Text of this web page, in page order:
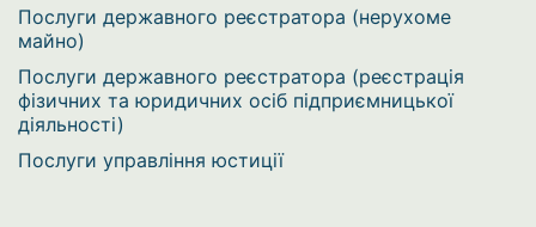
Послуги державного реєстратора (нерухоме
майно)
Послуги державного реєстратора (реєстрація
фізичних та юридичних осіб підприємницької
діяльності)
Послуги управління юстиції